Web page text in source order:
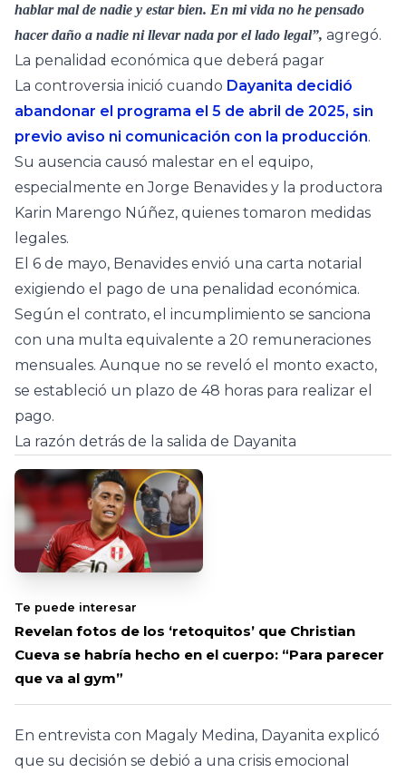
hablar mal de nadie y estar bien. En mi vida no he pensado
hacer daño a nadie ni llevar nada por el lado legal”, agregó.
La penalidad económica que deberá pagar
La controversia inició cuando Dayanita decidió
abandonar el programa el 5 de abril de 2025, sin
previo aviso ni comunicación con la producción.
Su ausencia causó malestar en el equipo,
especialmente en Jorge Benavides y la productora
Karin Marengo Núñez, quienes tomaron medidas
legales.
El 6 de mayo, Benavides envió una carta notarial
exigiendo el pago de una penalidad económica.
Según el contrato, el incumplimiento se sanciona
con una multa equivalente a 20 remuneraciones
mensuales. Aunque no se reveló el monto exacto,
se estableció un plazo de 48 horas para realizar el
pago.
La razón detrás de la salida de Dayanita
Te puede interesar
Revelan fotos de los ‘retoquitos’ que Christian
Cueva se habría hecho en el cuerpo: “Para parecer
que va al gym”
En entrevista con Magaly Medina, Dayanita explicó
que su decisión se debió a una crisis emocional